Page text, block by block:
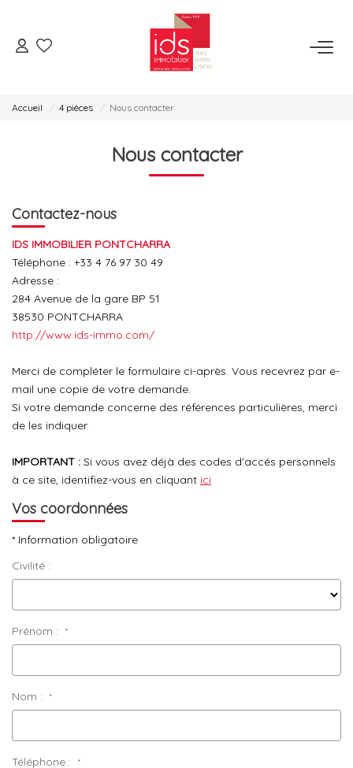
ESPACE LOCATION
Je Veux Louer
ESPACE AGENCES
L'équipe
Les Actus
ESPACE RECRUTEMENT
ESPACE CONTACT
Alerte Email
Accueil 4 pièces Nous contacter
Nous contacter
Contactez-nous
IDS IMMOBILIER PONTCHARRA
Téléphone : +33 4 76 97 30 49
Adresse :
284 Avenue de la gare BP 51
38530 PONTCHARRA
http://www.ids-immo.com/
Merci de compléter le formulaire ci-après. Vous recevrez par e-
mail une copie de votre demande.
Si votre demande concerne des références particulières, merci
de les indiquer.
IMPORTANT : Si vous avez déjà des codes d'accés personnels
à ce site, identifiez-vous en cliquant ici
Vos coordonnées
* Information obligatoire
Civilité :
Prénom : *
Nom : *
Téléphone : *